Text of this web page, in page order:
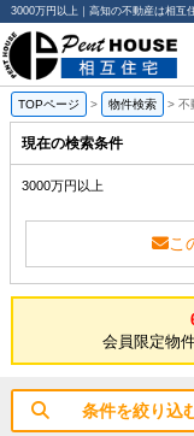
3000万円以上｜高知の不動産は相互
TOPページ > 物件検索 > 不
現在の検索条件
3000万円以上
こ
会員限定物
条件を絞り込